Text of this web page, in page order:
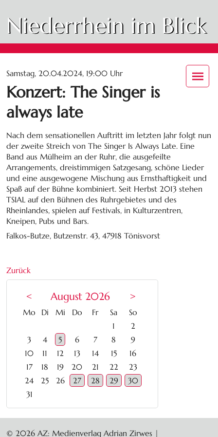
Niederrhein im Blick
Samstag, 20.04.2024, 19:00 Uhr
Konzert: The Singer is
always late
Nach dem sensationellen Auftritt im letzten Jahr folgt nun
der zweite Streich von The Singer Is Always Late. Eine
Band aus Mülheim an der Ruhr, die ausgefeilte
Arrangements, dreistimmigen Satzgesang, schöne Lieder
und eine ausgewogene Mischung aus Ernsthaftigkeit und
Spaß auf der Bühne kombiniert. Seit Herbst 2013 stehen
TSIAL auf den Bühnen des Ruhrgebietes und des
Rheinlandes, spielen auf Festivals, in Kulturzentren,
Kneipen, Pubs und Bars.
Falkos-Butze, Butzenstr. 43, 47918 Tönisvorst
Zurück
< August 2026 >
Mo ntag
Dienstag
Mittwoch
Donnerstag
Freitag
Samstag
Sonntag
1
2
3
4 5 6 7 8
9
10
11 12 13 14 15
16
17
18 19 20 21 22
23
24
25 26 27 28 29
30
31
© 2026 AZ: Medienverlag Adrian Zirwes |